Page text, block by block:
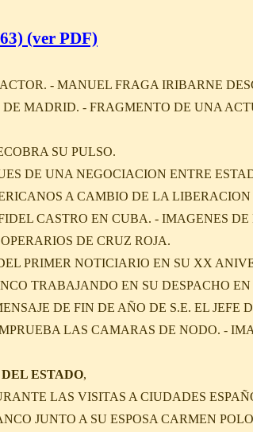
(ver PDF)
- MANUEL FRAGA IRIBARNE
MADRID. - FRAGMENTO DE UNA
SU PULSO.
DE UNA NEGOCIACION ENTRE
A CAMBIO DE LA LIBERACION
CASTRO EN CUBA. - IMAGENES
DE CRUZ ROJA.
PRIMER NOTICIARIO EN SU XX
TRABAJANDO EN SU DESPACHO EN
DE FIN DE AÑO DE S.E. EL JEFE
LAS CAMARAS DE NODO. -
ESTADO,
LAS VISITAS A CIUDADES
JUNTO A SU ESPOSA CARMEN